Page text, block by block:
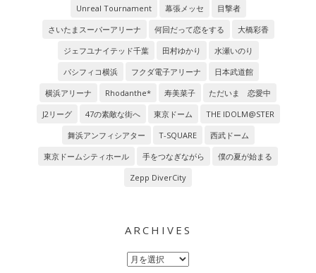
Unreal Tournament
幕張メッセ
目撃者
さいたまスーパーアリーナ
何回だって恋をする
大橋彩香
ジェフユナイテッド千葉
田村ゆかり
水瀬いのり
パシフィコ横浜
フクダ電子アリーナ
日本武道館
横浜アリーナ
Rhodanthe* 寿美菜子
ただいま 恋愛中
J2リーグ
47の素敵な街へ 東京ドーム
THE IDOLM@STER
舞浜アンフィシアター
T-SQUARE
西武ドーム
東京ドームシティホール
手をつなぎながら
僕の夏が始まる
Zepp DiverCity
ARCHIVES
Archives